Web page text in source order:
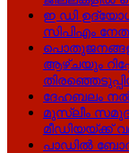
ഇ ഡി
സിപിഎം
ആഴ്ചയും
ദേഹബലം
മുസ്ലീം
മീഡിയയ്ക്ക്
പാഡിൽ